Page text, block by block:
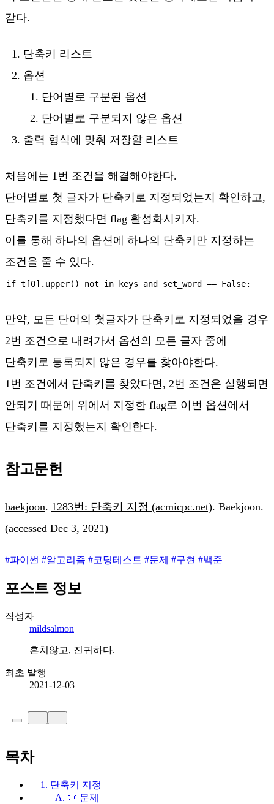
같다.
단축키 리스트
옵션
단어별로 구분된 옵션
단어별로 구분되지 않은 옵션
출력 형식에 맞춰 저장할 리스트
처음에는 1번 조건을 해결해야한다.
단어별로 첫 글자가 단축키로 지정되었는지 확인하고,
단축키를 지정했다면 flag 활성화시키자.
이를 통해 하나의 옵션에 하나의 단축키만 지정하는
조건을 줄 수 있다.
if t[0].upper() not in keys and set_word == False:
만약, 모든 단어의 첫글자가 단축키로 지정되었을 경우
2번 조건으로 내려가서 옵션의 모든 글자 중에
단축키로 등록되지 않은 경우를 찾아야한다.
1번 조건에서 단축키를 찾았다면, 2번 조건은 실행되면
안되기 때문에 위에서 지정한 flag로 이번 옵션에서
단축키를 지정했는지 확인한다.
참고문헌
baekjoon. 1283번: 단축키 지정 (acmicpc.net). Baekjoon.
(accessed Dec 3, 2021)
#파이썬 #알고리즘 #코딩테스트 #문제 #구현 #백준
포스트 정보
작성자
mildsalmon
흔치않고, 진귀하다.
최초 발행
2021-12-03
목차
1. 단축키 지정
A. 📜 문제